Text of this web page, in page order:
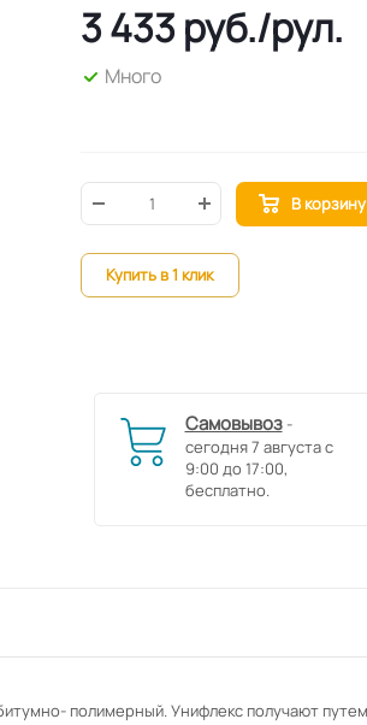
3 433 руб./рул.
Много
В корзину
Купить в 1 клик
Самовывоз-
сегодня 7 августа с
9:00 до 17:00,
бесплатно.
полимерный. Унифлекс получают